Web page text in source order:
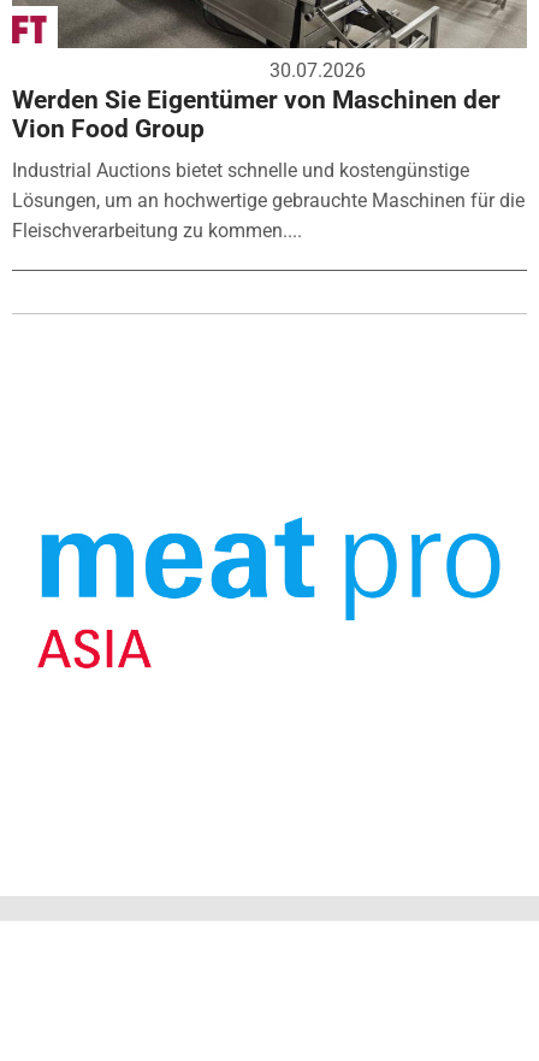
30.07.2026
Werden Sie Eigentümer von Maschinen der
Vion Food Group
Industrial Auctions bietet schnelle und kostengünstige
Lösungen, um an hochwertige gebrauchte Maschinen für die
Fleischverarbeitung zu kommen....